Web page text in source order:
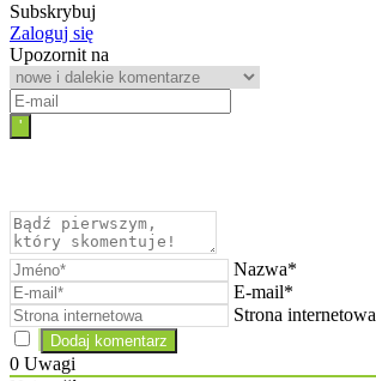
Subskrybuj
Zaloguj się
Upozornit na
Nazwa*
E-mail*
Strona internetowa
0 Uwagi